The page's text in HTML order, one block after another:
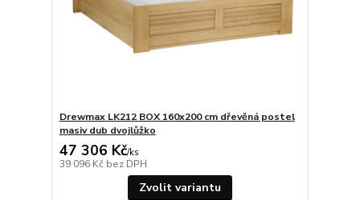
Drewmax LK212 BOX 160x200 cm dřevěná postel
masiv dub dvojlůžko
47 306 Kč/ks
39 096 Kč bez DPH
Zvolit variantu